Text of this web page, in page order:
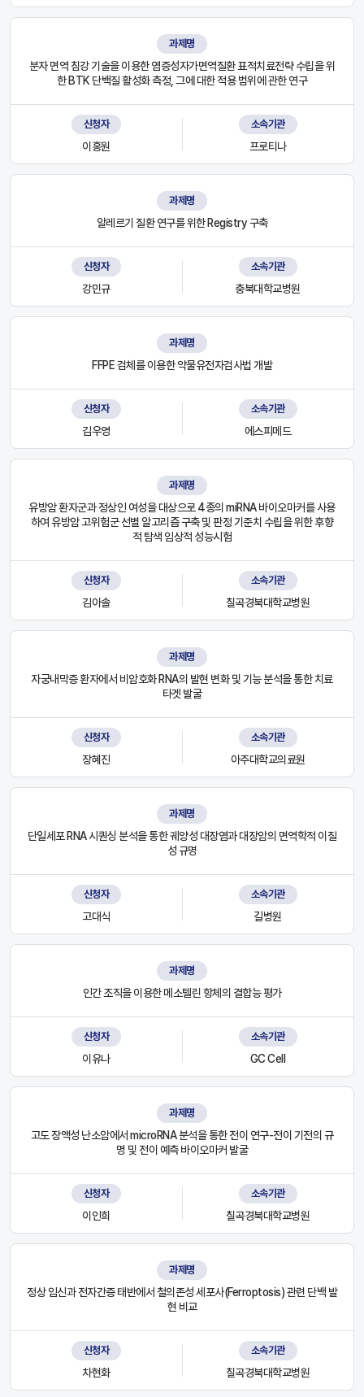
과제명
분자 면역 침강 기술을 이용한 염증성자가면역질환 표적치료전략 수립을 위
한 BTK 단백질 활성화 측정, 그에 대한 적용 범위에 관한 연구
신청자
이홍원
소속기관
프로티나
과제명
알레르기 질환 연구를 위한 Registry 구축
신청자
강민규
소속기관
충북대학교병원
과제명
FFPE 검체를 이용한 약물유전자검사법 개발
신청자
김우영
소속기관
에스피메드
과제명
유방암 환자군과 정상인 여성을 대상으로 4종의 miRNA 바이오마커를 사용
하여 유방암 고위험군 선별 알고리즘 구축 및 판정 기준치 수립을 위한 후향
적 탐색 임상적 성능시험
신청자
김아솔
소속기관
칠곡경북대학교병원
과제명
자궁내막증 환자에서 비암호화 RNA의 발현 변화 및 기능 분석을 통한 치료
타겟 발굴
신청자
장혜진
소속기관
아주대학교의료원
과제명
단일세포 RNA 시퀀싱 분석을 통한 궤양성 대장염과 대장암의 면역학적 이질
성 규명
신청자
고대식
소속기관
길병원
과제명
인간 조직을 이용한 메소텔린 항체의 결합능 평가
신청자
이유나
소속기관
GC Cell
과제명
고도 장액성 난소암에서 microRNA 분석을 통한 전이 연구-전이 기전의 규
명 및 전이 예측 바이오마커 발굴
신청자
이인희
소속기관
칠곡경북대학교병원
과제명
정상 임신과 전자간증 태반에서 철의존성 세포사(Ferroptosis) 관련 단백 발
현 비교
신청자
차현화
소속기관
칠곡경북대학교병원